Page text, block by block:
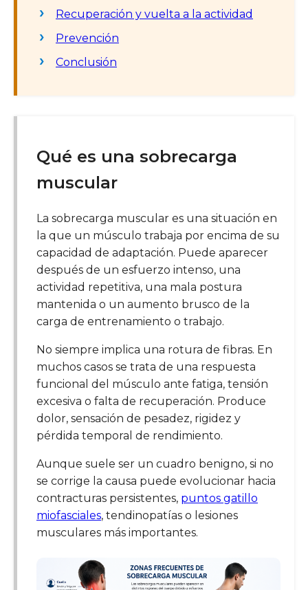
Recuperación y vuelta a la actividad
Prevención
Conclusión
Qué es una sobrecarga
muscular
La sobrecarga muscular es una situación en
la que un músculo trabaja por encima de su
capacidad de adaptación. Puede aparecer
después de un esfuerzo intenso, una
actividad repetitiva, una mala postura
mantenida o un aumento brusco de la
carga de entrenamiento o trabajo.
No siempre implica una rotura de fibras. En
muchos casos se trata de una respuesta
funcional del músculo ante fatiga, tensión
excesiva o falta de recuperación. Produce
dolor, sensación de pesadez, rigidez y
pérdida temporal de rendimiento.
Aunque suele ser un cuadro benigno, si no
se corrige la causa puede evolucionar hacia
contracturas persistentes, puntos gatillo
miofasciales, tendinopatías o lesiones
musculares más importantes.